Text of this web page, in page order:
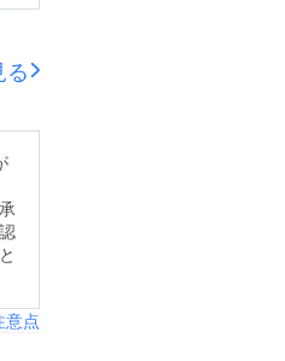
る
意点